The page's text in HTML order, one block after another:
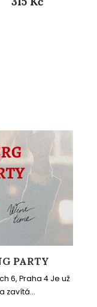
PARTY
6, Praha 4 Je už
zavítá...